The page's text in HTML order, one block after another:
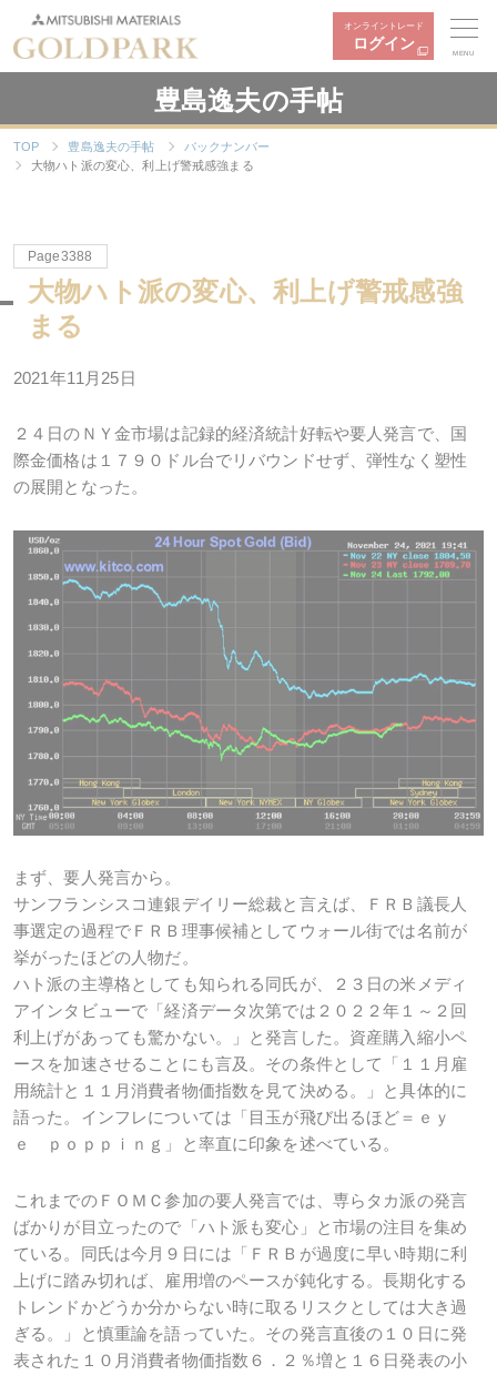
オンライントレード
ログイン
MENU
豊島逸夫の手帖
TOP 豊島逸夫の手帖
バックナンバー
大物ハト派の変心、利上げ警戒感強まる
Page3388
大物ハト派の変心、利上げ警戒感強
まる
2021年11 月 25日
２４日のＮＹ金市場は記録的経済統計好転や要人発言で、国
際金価格は１７９０ドル台でリバウンドせず、弾性なく塑性
の展開となった。
まず、要人発言から。
サンフランシスコ連銀デイリー総裁と言えば、ＦＲＢ議長人
事選定の過程でＦＲＢ理事候補としてウォール街では名前が
挙がったほどの人物だ。
ハト派の主導格としても知られる同氏が、２３日の米メディ
アインタビューで「経済データ次第では２０２２年１～２回
利上げがあっても驚かない。」と発言した。資産購入縮小ペ
ースを加速させることにも言及。その条件として「１１月雇
用統計と１１月消費者物価指数を見て決める。」と具体的に
語った。インフレについては「目玉が飛び出るほど＝ｅｙ
ｅ ｐｏｐｐｉｎｇ」と率直に印象を述べている。
これまでのＦＯＭＣ参加の要人発言では、専らタカ派の発言
ばかりが目立ったので「ハト派も変心」と市場の注目を集め
ている。同氏は今月９日には「ＦＲＢが過度に早い時期に利
上げに踏み切れば、雇用増のペースが鈍化する。長期化する
トレンドかどうか分からない時に取るリスクとしては大き過
ぎる。」と慎重論を語っていた。その発言直後の１０日に発
表された１０月消費者物価指数６．２％増と１６日発表の小